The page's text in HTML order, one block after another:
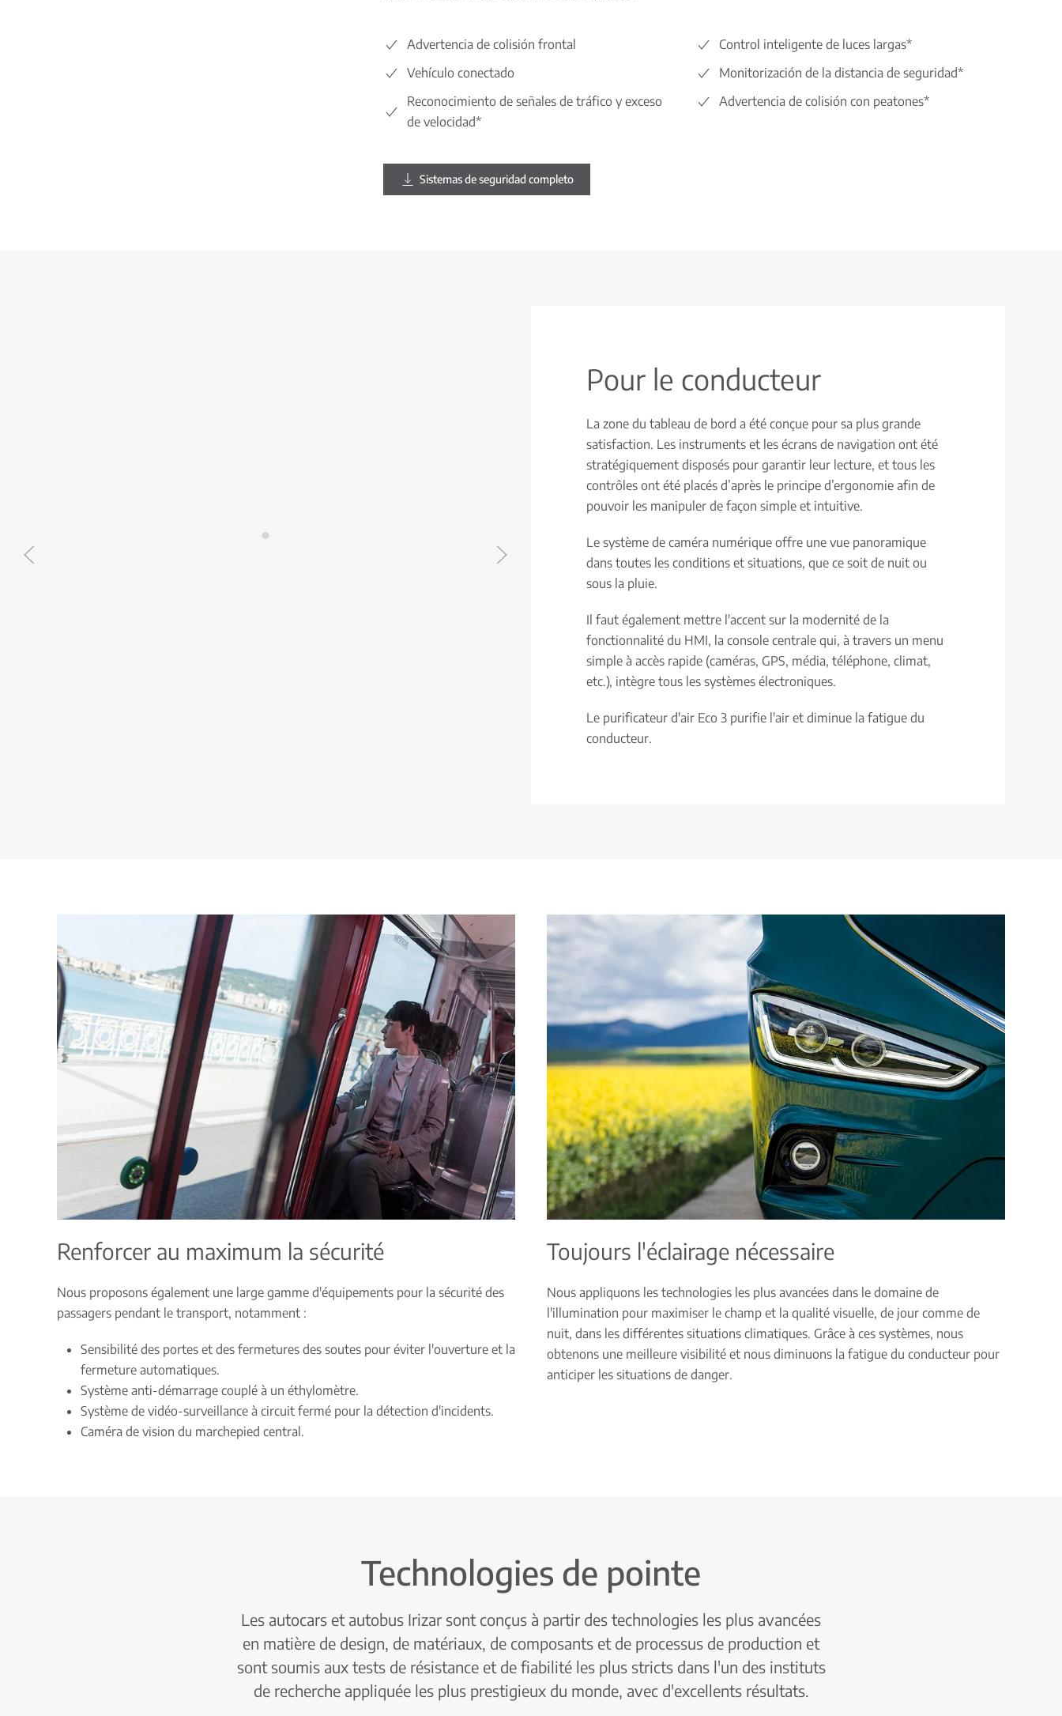
Advertencia de colisión frontal
Vehículo conectado
Reconocimiento de señales de tráfico y exceso
de velocidad*
Control inteligente de luces largas*
Monitorización de la distancia de seguridad*
Advertencia de colisión con peatones*
Sistemas de seguridad completo
Pour le conducteur
La zone du tableau de bord a été conçue pour sa plus grande
satisfaction. Les instruments et les écrans de navigation ont été
stratégiquement disposés pour garantir leur lecture, et tous les
contrôles ont été placés d’après le principe d’ergonomie afin de
pouvoir les manipuler de façon simple et intuitive.
Le système de caméra numérique offre une vue panoramique
dans toutes les conditions et situations, que ce soit de nuit ou
sous la pluie.
Il faut également mettre l'accent sur la modernité de la
fonctionnalité du HMI, la console centrale qui, à travers un menu
simple à accès rapide (caméras, GPS, média, téléphone, climat,
etc.), intègre tous les systèmes électroniques.
Le purificateur d'air Eco 3 purifie l'air et diminue la fatigue du
conducteur.
Renforcer au maximum la sécurité
Nous proposons également une large gamme d'équipements pour la sécurité des
passagers pendant le transport, notamment :
Sensibilité des portes et des fermetures des soutes pour éviter l'ouverture et la
fermeture automatiques.
Système anti-démarrage couplé à un éthylomètre.
Système de vidéo-surveillance à circuit fermé pour la détection d'incidents.
Caméra de vision du marchepied central.
Toujours l'éclairage nécessaire
Nous appliquons les technologies les plus avancées dans le domaine de
l'illumination pour maximiser le champ et la qualité visuelle, de jour comme de
nuit, dans les différentes situations climatiques. Grâce à ces systèmes, nous
obtenons une meilleure visibilité et nous diminuons la fatigue du conducteur pour
anticiper les situations de danger.
Technologies de pointe
Les autocars et autobus Irizar sont conçus à partir des technologies les plus avancées
en matière de design, de matériaux, de composants et de processus de production et
sont soumis aux tests de résistance et de fiabilité les plus stricts dans l'un des instituts
de recherche appliquée les plus prestigieux du monde, avec d'excellents résultats.